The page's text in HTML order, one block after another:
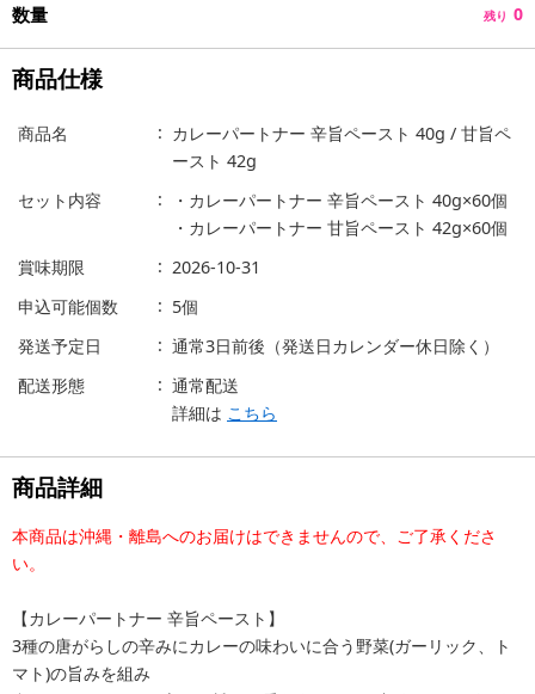
数量 残り 0
商品仕様
商品名
カレーパートナー 辛旨ペースト 40g / 甘旨ペ
ースト 42g
セット内容
・カレーパートナー 辛旨ペースト 40g×60個
・カレーパートナー 甘旨ペースト 42g×60個
賞味期限
2026-10-31
申込可能個数
5個
発送予定日
通常3日前後（発送日カレンダー休日除く）
配送形態
通常配送
詳細は こちら
商品詳細
本商品は沖縄・離島へのお届けはできませんので、ご了承くださ
い。
【カレーパートナー 辛旨ペースト】
3種の唐がらしの辛みにカレーの味わいに合う野菜(ガーリック、ト
マト)の旨みを組み